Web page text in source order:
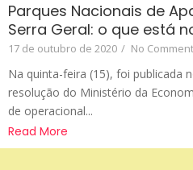
Parques Nacionais de
Serra Geral: o que está
17 de outubro de 2020 / No
Na quinta-feira (15), foi publicada
resolução do Ministério da
de operacional...
Read More